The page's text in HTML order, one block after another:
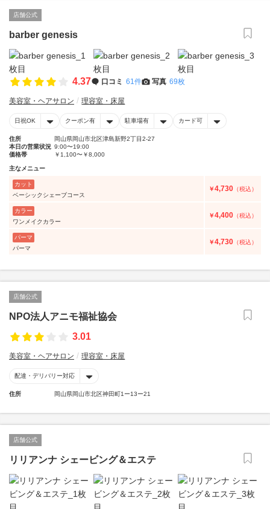
店舗公式
barber genesis
4.37 口コミ 61件 写真 69枚
美容室・ヘアサロン 理容室・床屋
日祝OK クーポン有 駐車場有 カード可
住所
岡山県岡山市北区津島新野2丁目2-27
本日の営業状況 9:00〜19:00
価格帯
￥1,100〜￥8,000
主なメニュー
カット
ベーシックシェーブコース
￥4,730 （税込）
カラー
ワンメイクカラー
￥4,400 （税込）
パーマ
パーマ
￥4,730 （税込）
店舗公式
NPO法人アニモ福祉協会
3.01
美容室・ヘアサロン 理容室・床屋
配達・デリバリー対応
住所 岡山県岡山市北区神田町1ー13ー21
店舗公式
リリアンナ シェービング＆エステ